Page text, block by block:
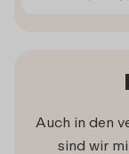
Auch in den
sind wir